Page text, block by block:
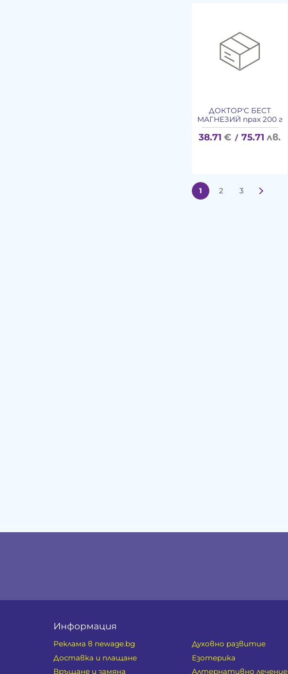
ДОКТОР'С БЕСТ
МАГНЕЗИЙ прах 200 г
38.71 € / 75.71 лв.
1 2 3
Информация
Реклама в newage.bg
Доставка и плащане
Връщане и замяна
Духовно развитие
Езотерика
Алтернативно лечение